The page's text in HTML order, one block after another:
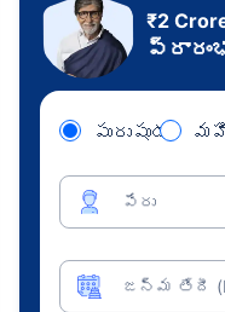
₹2
పురుషుడు
పేరు
జన్మ తేదీ